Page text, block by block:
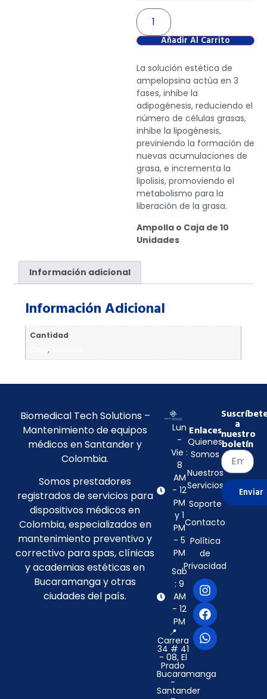
Añadir Al Carrito
La solución estética de
ampelopsina actúa en 3
fases, inhibe la
adipogénesis, reduciendo el
número de células grasas,
inhibe la lipogénesis,
previniendo la formación de
nuevas acumulaciones de
grasa, e incrementa la
lipolisis, promoviendo el
metabolismo para la
liberación de la grasa.
Ampolla o Caja de 10
Unidades
Información adicional
Información Adicional
Cantidad
,
Biomedical Tech Solutions –
Mantenimiento de equipos
médicos en Santander y
Colombia.
Somos prestadores
registrados de servicios para
dispositivos médicos en
Colombia, especializados en
mantenimiento preventivo y
correctivo para spas, clínicas
y academias estéticas en
Bucaramanga y otras
ciudades del país.
Lun
-
Vie :
8
AM
- 12
PM
y 1
PM
- 5
PM
Sab
: 9
AM
- 12
PM
📍
Carrera
34 # 41
- 08, El
Prado
Bucaramanga
-
Santander
Enlaces
Quienes
Somos
Nuestros
Servicios
Soporte
Contacto
Política
de
Privacidad
a
nuestro
boletín
Enviar